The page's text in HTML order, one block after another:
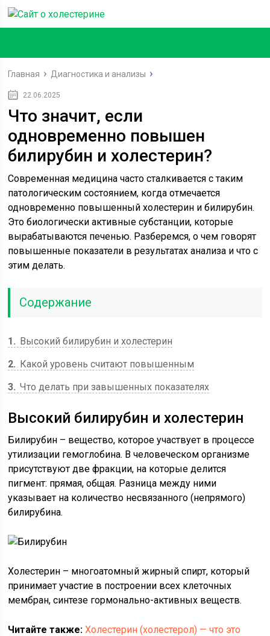
Главная Диагностика и анализы
22.06.2025
Что значит, если
одновременно повышен
билирубин и холестерин?
Современная медицина часто сталкивается с таким
патологическим состоянием, когда отмечается
одновременно повышенный холестерин и билирубин.
Это биологически активные субстанции, которые
вырабатываются печенью. Разберемся, о чем говорят
повышенные показатели в результатах анализа и что с
этим делать.
Содержание
1
Высокий билирубин и холестерин
2
Какой уровень считают повышенным
3 Что делать при завышенных показателях
Высокий билирубин и холестерин
Билирубин – вещество, которое участвует в процессе
утилизации гемоглобина. В человеческом организме
присутствуют две фракции, на которые делится
пигмент: прямая, общая. Разница между ними
указывает на количество несвязанного (непрямого)
билирубина.
Холестерин – многоатомный жирный спирт, который
принимает участие в построении всех клеточных
мембран, синтезе гормонально-активных веществ.
Читайте также: Холестерин (холестерол) — что это